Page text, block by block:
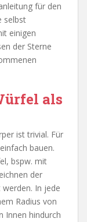
für den
selbst
einigen
der Sterne
als
ist trivial. Für
bauen.
bspw. mit
der
In jede
Radius von
Innen hindurch